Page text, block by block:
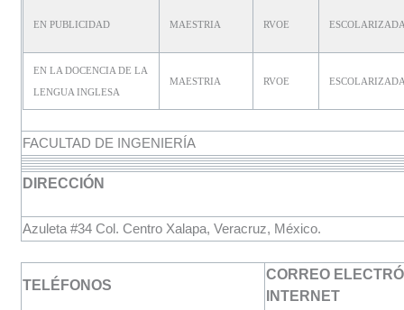
EN PUBLICIDAD MAESTRIA RVOE
EN LA DOCENCIA DE LA
LENGUA INGLESA
MAESTRIA RVOE
FACULTAD DE INGENIERÍA
DIRECCIÓN
Azuleta #34 Col. Centro Xalapa, Veracruz, México.
TELÉFONOS
CORREO
INTERNET